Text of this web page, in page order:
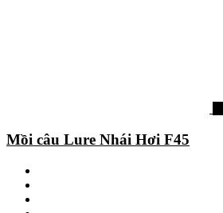
Mồi câu Lure Nhái Hơi F45